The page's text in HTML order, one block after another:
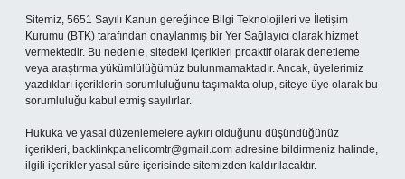
Sitemiz, 5651 Sayılı Kanun gereğince Bilgi Teknolojileri ve İletişim
Kurumu (BTK) tarafından onaylanmış bir Yer Sağlayıcı olarak hizmet
vermektedir. Bu nedenle, sitedeki içerikleri proaktif olarak denetleme
veya araştırma yükümlülüğümüz bulunmamaktadır. Ancak, üyelerimiz
yazdıkları içeriklerin sorumluluğunu taşımakta olup, siteye üye olarak bu
sorumluluğu kabul etmiş sayılırlar.
Hukuka ve yasal düzenlemelere aykırı olduğunu düşündüğünüz
içerikleri, backlinkpanelicomtr@gmail.com adresine bildirmeniz halinde,
ilgili içerikler yasal süre içerisinde sitemizden kaldırılacaktır.